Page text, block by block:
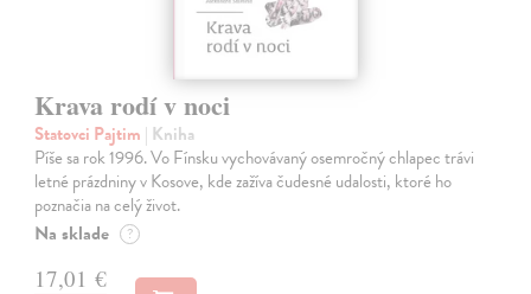
Krava rodí v noci
Statovci Pajtim | Kniha
Píše sa rok 1996. Vo Fínsku vychovávaný osemročný chlapec trávi
letné prázdniny v Kosove, kde zažíva čudesné udalosti, ktoré ho
poznačia na celý život.
Na sklade ?
17,01 €